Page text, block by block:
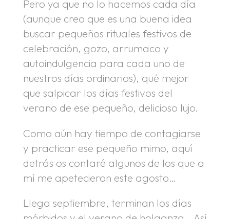
Pero ya que no lo hacemos cada día
(aunque creo que es una buena idea
buscar pequeños rituales festivos de
celebración, gozo, arrumaco y
autoindulgencia para cada uno de
nuestros días ordinarios), qué mejor
que salpicar los días festivos del
verano de ese pequeño, delicioso lujo.
Como aún hay tiempo de contagiarse
y practicar ese pequeño mimo, aquí
detrás os contaré algunos de los que a
mí me apetecieron este agosto…
Llega septiembre, terminan los días